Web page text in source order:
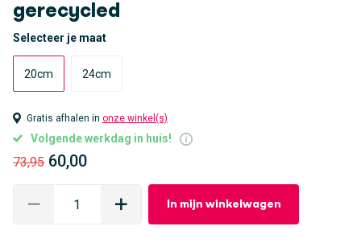
gerecycled
Selecteer je maat
20cm 24cm
Gratis afhalen in onze winkel(s)
Volgende werkdag in huis!
73,95 60,00
In mijn winkelwagen